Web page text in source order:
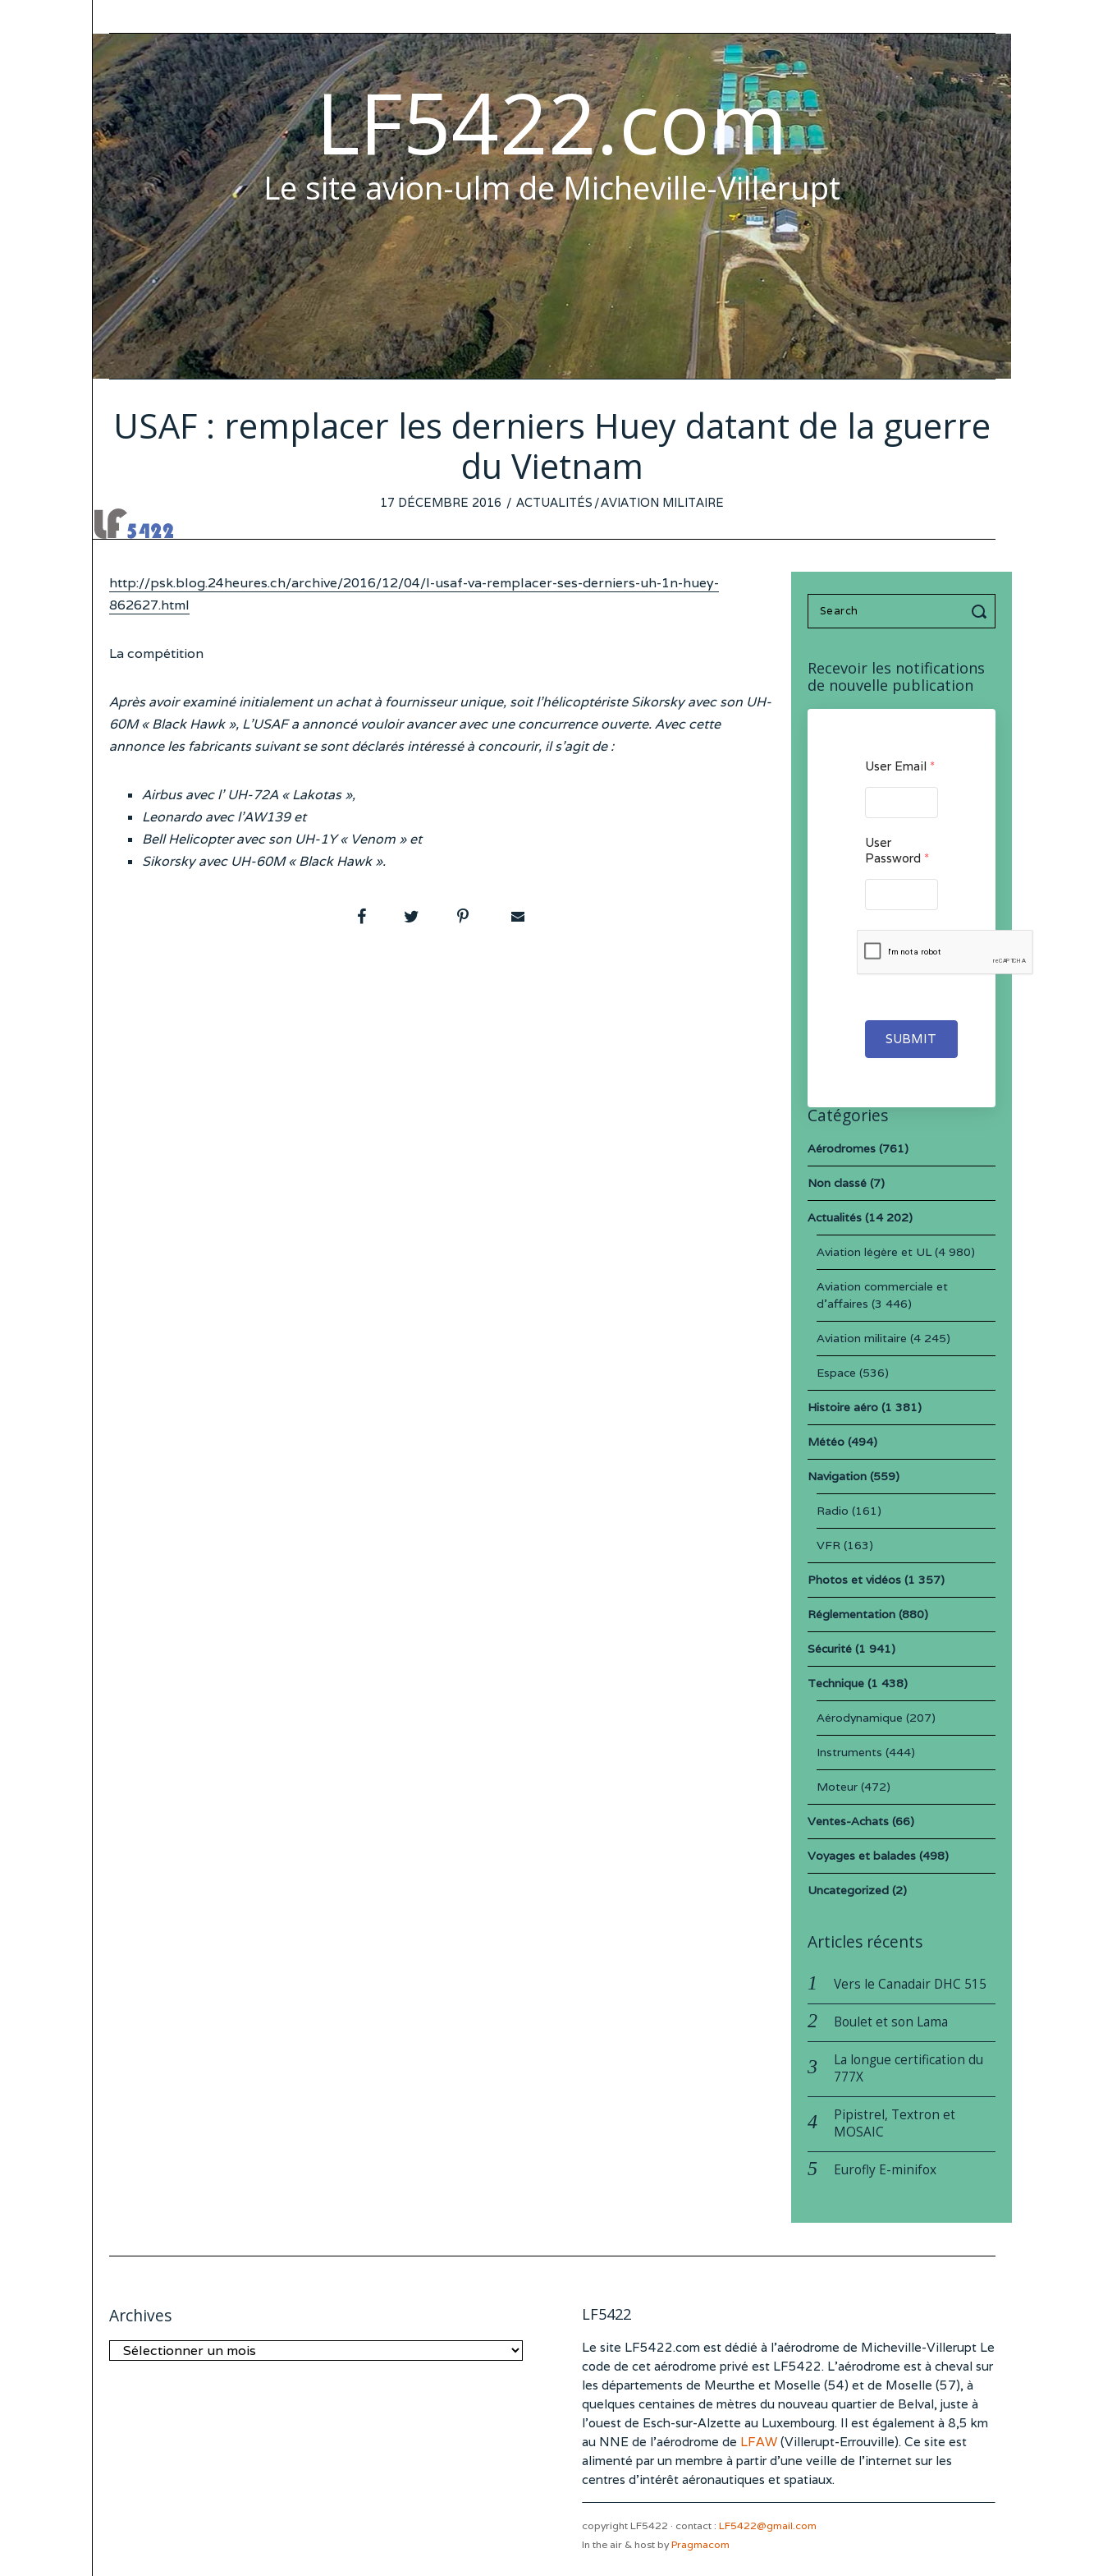
LF5422.com
Le site avion-ulm de Micheville-Villerupt
USAF : remplacer les derniers Huey datant de la guerre
du Vietnam
POSTED
17 DÉCEMBRE 2016 ACTUALITÉS /AVIATION MILITAIRE
http://psk.blog.24heures.ch/archive/2016/12/04/l-usaf-va-remplacer-ses-derniers-uh-1n-huey-
862627.html
La compétition
Après avoir examiné initialement un achat à fournisseur unique, soit l’hélicoptériste Sikorsky avec son UH-
60M « Black Hawk », L’USAF a annoncé vouloir avancer avec une concurrence ouverte. Avec cette
annonce les fabricants suivant se sont déclarés intéressé à concourir, il s’agit de :
Airbus avec l’ UH-72A « Lakotas »,
Leonardo avec l’AW139 et
Bell Helicopter avec son UH-1Y « Venom » et
Sikorsky avec UH-60M « Black Hawk ».
Search
for:
Recevoir les notifications
de nouvelle publication
User Email *
User
Password *
SUBMIT
Catégories
Aérodromes(761)
Non classé(7)
Actualités(14 202)
Aviation légère et UL(4 980)
Aviation commerciale et
d'affaires (3 446)
Aviation militaire (4 245)
Espace (536)
Histoire aéro(1 381)
Météo(494)
Navigation(559)
Radio (161)
VFR (163)
Photos et vidéos(1 357)
Réglementation(880)
Sécurité(1 941)
Technique(1 438)
Aérodynamique (207)
Instruments (444)
Moteur(472)
Ventes-Achats(66)
Voyages et balades(498)
Uncategorized(2)
Articles récents
Vers le Canadair DHC 515
Boulet et son Lama
La longue certification du
777X
Pipistrel, Textron et
MOSAIC
Eurofly E-minifox
Archives
Archives
LF5422
Le site LF5422.com est dédié à l’aérodrome de Micheville-Villerupt Le
code de cet aérodrome privé est LF5422. L’aérodrome est à cheval sur
les départements de Meurthe et Moselle (54) et de Moselle (57), à
quelques centaines de mètres du nouveau quartier de Belval, juste à
l’ouest de Esch-sur-Alzette au Luxembourg. Il est également à 8,5 km
au NNE de l’aérodrome de LFAW(Villerupt-Errouville). Ce site est
alimenté par un membre à partir d’une veille de l’internet sur les
centres d’intérêt aéronautiques et spatiaux.
copyright LF5422 · contact : LF5422@gmail.com
In the air & host byPragmacom